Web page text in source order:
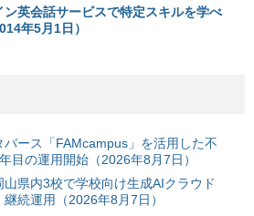
ン英会話サービスで特定スキルを学べ
年5月1日）
ース「FAMcampus」を活用した不
目の運用開始（2026年8月7日）
県内3校で学校向け生成AIクラウド
継続運用（2026年8月7日）